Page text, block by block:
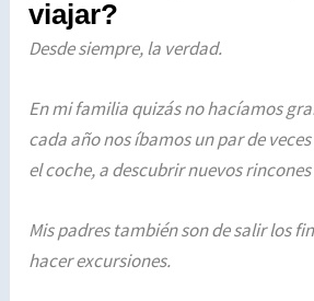
viajar?
Desde siempre, la verdad.
En mi familia quizás no hacíamos
cada año nos íbamos un par de
el coche, a descubrir nuevos rincones
Mis padres también son de salir los
hacer excursiones.